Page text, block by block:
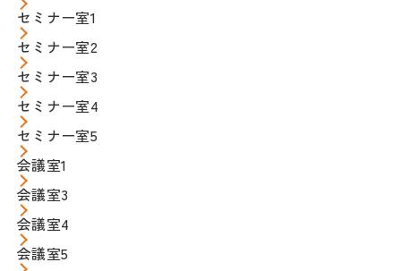
セミナー室1
セミナー室2
セミナー室3
セミナー室4
セミナー室5
会議室1
会議室3
会議室4
会議室5